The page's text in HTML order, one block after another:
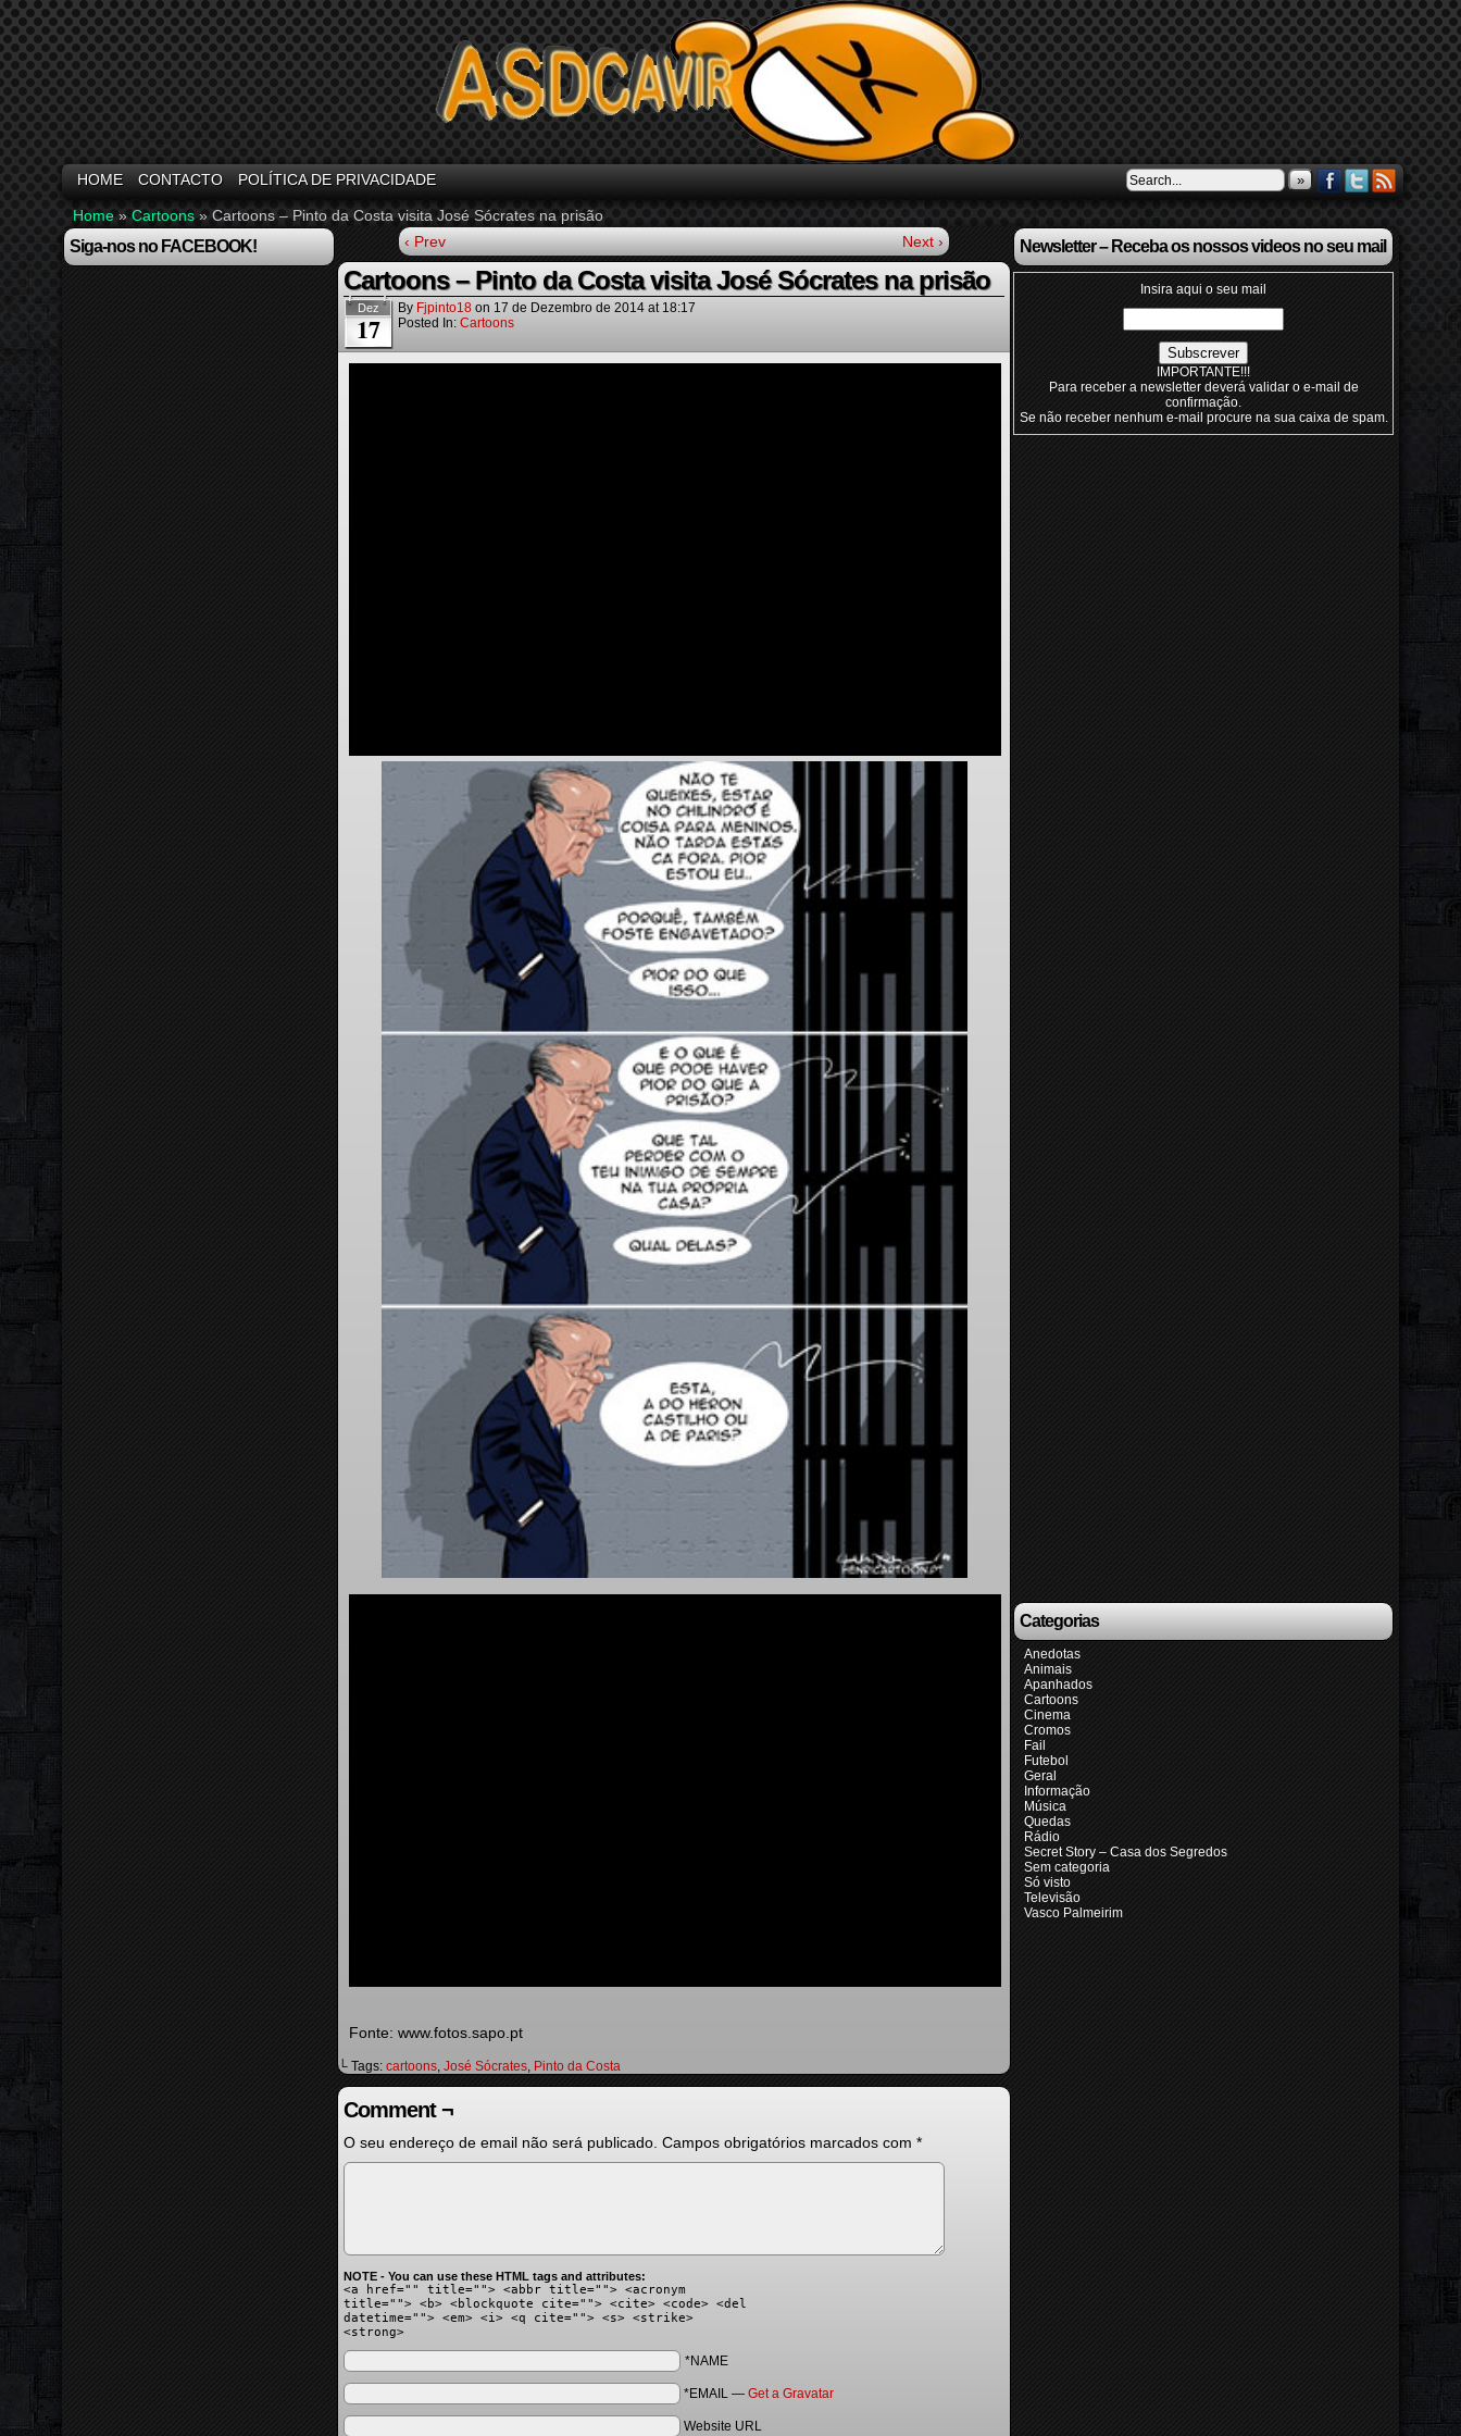
HOME CONTACTO POLÍTICA DE PRIVACIDADE »
Home » Cartoons » Cartoons – Pinto da Costa visita José Sócrates na prisão
Siga-nos no FACEBOOK! ‹ Prev Next ›
Cartoons – Pinto da Costa visita José Sócrates na prisão
Dez
17
By Fjpinto18 on 17 de Dezembro de 2014 at 18:17
Posted In: Cartoons
Fonte: www.fotos.sapo.pt
└ Tags: cartoons, José Sócrates, Pinto da Costa
Comment ¬
O seu endereço de email não será publicado. Campos obrigatórios marcados com *
NOTE - You can use these HTML tags and attributes:
<a href="" title=""> <abbr title=""> <acronym
title=""> <b> <blockquote cite=""> <cite> <code> <del
datetime=""> <em> <i> <q cite=""> <s> <strike>
<strong>
*NAME
*EMAIL — Get a Gravatar
Website URL
Newsletter – Receba os nossos videos no seu mail
Insira aqui o seu mail
IMPORTANTE!!!
Para receber a newsletter deverá validar o e-mail de
confirmação.
Se não receber nenhum e-mail procure na sua caixa de spam.
Categorias
Anedotas
Animais
Apanhados
Cartoons
Cinema
Cromos
Fail
Futebol
Geral
Informação
Música
Quedas
Rádio
Secret Story – Casa dos Segredos
Sem categoria
Só visto
Televisão
Vasco Palmeirim